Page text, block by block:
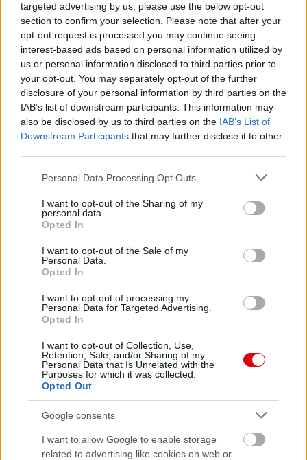
targeted advertising by us, please use the below opt-out
section to confirm your selection. Please note that after your
opt-out request is processed you may continue seeing
interest-based ads based on personal information utilized by
us or personal information disclosed to third parties prior to
your opt-out. You may separately opt-out of the further
disclosure of your personal information by third parties on the
IAB’s list of downstream participants. This information may
also be disclosed by us to third parties on the IAB’s List of
Downstream Participants that may further disclose it to other
Please note that this website/app uses one or more Google
not limited to your visit or usage behaviour. You may click to
grant or deny consent to Google and its third-party tags to
use your data for below specified purposes in below Google
consent section.
Personal Data Processing Opt Outs
I want to opt-out of the Sharing of my
personal data.
Opted In
I want to opt-out of the Sale of my
Personal Data.
Opted In
I want to opt-out of processing my
Personal Data for Targeted Advertising.
Opted In
I want to opt-out of Collection, Use,
Retention, Sale, and/or Sharing of my
Personal Data that Is Unrelated with the
Purposes for which it was collected.
Opted Out
Google consents
I want to allow Google to enable storage
related to advertising like cookies on web or
Paris Saint-Germainvs
Manchester United
Felkészülési szezon 4. mérkőzés
Nya Ullevi, Göteborg
2026-08-08 17:00
Leeds Unitedvs Manchester United2026-08-12 20:30
AC MilanvsManchester United2026-08-15 18:00
Támogatás
a ManUtdFanatics.hu működését!
Kapcsolódó hírek